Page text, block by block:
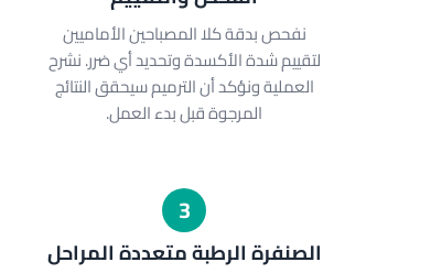
نفحص بدقة كلا المصباحين الأماميين
لتقييم شدة الأكسدة وتحديد أي ضرر. نشرح
العملية ونؤكد أن الترميم سيحقق النتائج
المرجوة قبل بدء العمل.
3
الصنفرة الرطبة متعددة المراحل